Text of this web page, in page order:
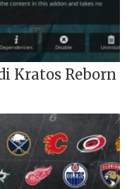
Kratos Reborn